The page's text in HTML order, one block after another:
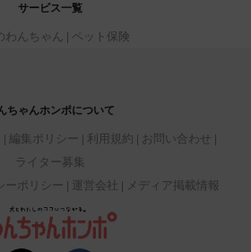
サービス一覧
わんちゃん ペット保険
ちゃんホンポについて
編集ポリシー 利用規約
お問い合わせ
ライター募集
ーポリシー 運営会社 メディア掲載情報